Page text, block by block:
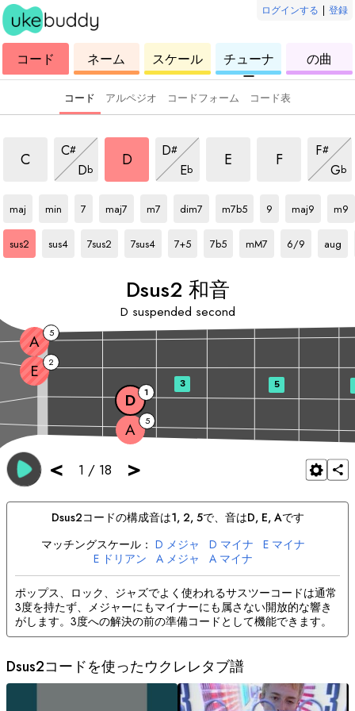
ログインする | 登録
ウ
ク
レ
コード
コ
ー
ド
ネーム
ウ
ク
レ
レ
スケール
ク
レ
レ
チューナ
ー
ク
レ
の曲
コード アルペジオ コードフォーム コード表
C C#
sus2 和音
Db
sus2 和音 D
sus2 和音
D#
sus2 和音
Eb
sus2 和音 E
F
F#
sus2 和
Gb
sus2
maj
min
7
D
maj7
和音
D
m7
和音
dim7
m7b5
9
maj9
m9
sus2
sus4
7sus2
7sus4
7+5
7b5
mM7
6/9
aug
Dsus2 和音
D suspended second
< 1 / 18 >
A 5
D 1
E 2
A 5
3 5
Dsus2コードの構成音は1, 2, 5で、音はD, E, Aです
マッチングスケール： D メジャ D マイナ E マイナ
E ドリアン A メジャ A マイナ
ポップス、ロック、ジャズでよく使われるサスツーコードは通常
3度を持たず、メジャーにもマイナーにも属さない開放的な響き
がします。3度への解決の前の準備コードとして機能できます。
Dsus2コードを使ったウクレレタブ譜